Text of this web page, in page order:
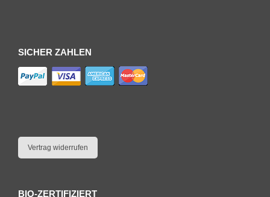
SICHER ZAHLEN
Vertrag widerrufen
BIO-ZERTIFIZIERT